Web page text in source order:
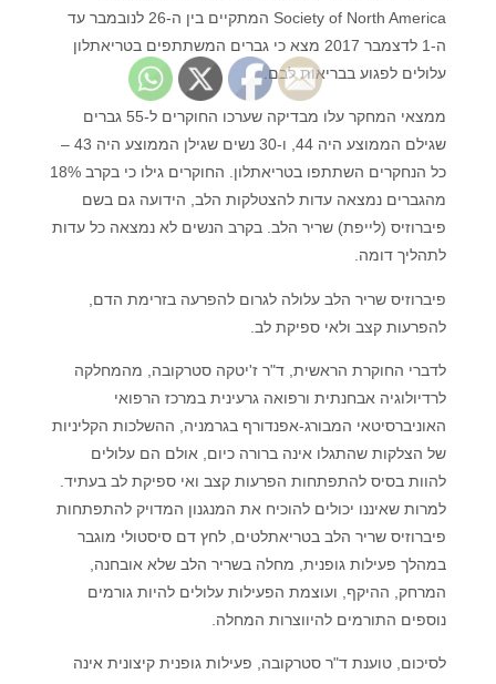
Society of North America המתקיים בין ה-26 לנובמבר עד
ה-1 לדצמבר 2017 מצא כי גברים המשתתפים בטריאתלון
עלולים לפגוע בבריאות לבם.
ממצאי המחקר עלו מבדיקה שערכו החוקרים ל-55 גברים
שגילם הממוצע היה 44, ו-30 נשים שגילן הממוצע היה 43 –
כל הנחקרים השתתפו בטריאתלון. החוקרים גילו כי בקרב 18%
מהגברים נמצאה עדות להצטלקות הלב, הידועה גם בשם
פיברוזיס (לייפת) שריר הלב. בקרב הנשים לא נמצאה כל עדות
לתהליך דומה.
פיברוזיס שריר הלב עלולה לגרום להפרעה בזרימת הדם,
להפרעות קצב ולאי ספיקת לב.
לדברי החוקרת הראשית, ד"ר ז'יטקה סטרקובה, מהמחלקה
לרדיולוגיה אבחנתית ורפואה גרעינית במרכז הרפואי
האוניברסיטאי המבורג-אפנדורף בגרמניה, ההשלכות הקליניות
של הצלקות שהתגלו אינה ברורה כיום, אולם הם עלולים
להוות בסיס להתפתחות הפרעות קצב ואי ספיקת לב בעתיד.
למרות שאיננו יכולים להוכיח את המנגנון המדויק להתפתחות
פיברוזיס שריר הלב בטריאתלטים, לחץ דם סיסטולי מוגבר
במהלך פעילות גופנית, מחלה בשריר הלב שלא אובחנה,
המרחק, ההיקף, ועוצמת הפעילות עלולים להיות גורמים
נוספים התורמים להיווצרות המחלה.
לסיכום, טוענת ד"ר סטרקובה, פעילות גופנית קיצונית אינה